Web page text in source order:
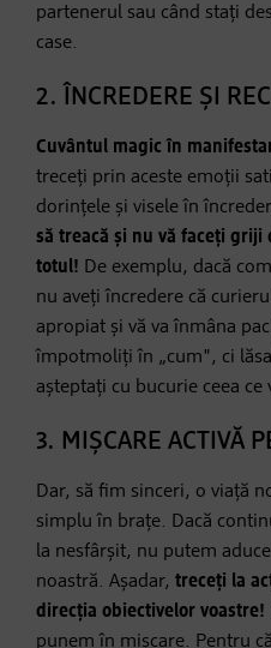
partenerul sau când stați
case.
2. ÎNCREDERE ȘI
Cuvântul magic în
treceți prin aceste emoții
dorințele și visele în
să treacă și nu vă faceți griji
totul! De exemplu, dacă
nu aveți încredere că
apropiat și vă va înmâna
împotmoliți în „cum", ci
așteptați cu bucurie ceea ce
3. MIȘCARE ACTIVĂ
Dar, să fim sinceri, o viață
simplu în brațe. Dacă
la nesfârșit, nu putem
noastră. Așadar, treceți la
direcția obiectivelor voastre!
punem în mișcare. Pentru